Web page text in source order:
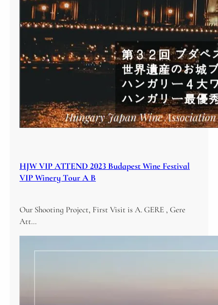
HJW VIP ATTEND 2023 Budapest Wine Festival
VIP Winery Tour A B
Our Shooting Project, First Visit is A. GERE , Gere
Att…